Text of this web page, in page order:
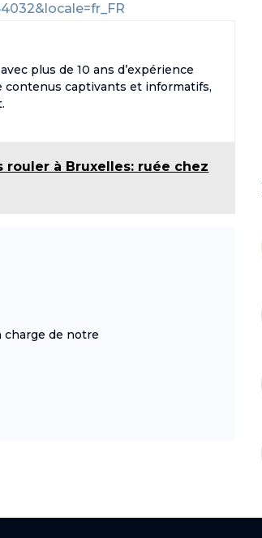
plus de 10 ans d’expérience
contenus captivants et informatifs,
à Bruxelles: ruée chez
charge de notre